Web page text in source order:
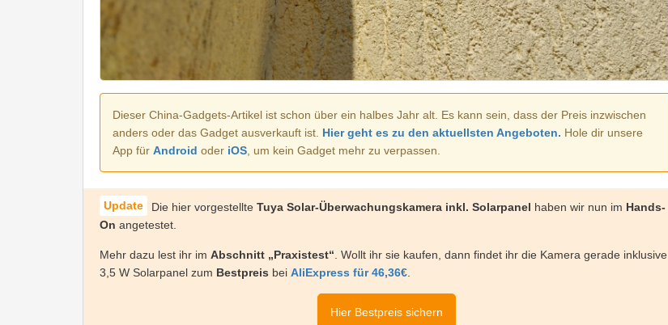
Dieser China-Gadgets-Artikel ist schon über ein halbes Jahr alt. Es kann sein, dass der Preis inzwischen
anders oder das Gadget ausverkauft ist. Hier geht es zu den aktuellsten Angeboten. Hole dir unsere
App für Android oder iOS , um kein Gadget mehr zu verpassen.
Die hier vorgestellte Tuya Solar-Überwachungskamera inkl. Solarpanel haben wir nun im Hands-
On angetestet.
Mehr dazu lest ihr im Abschnitt „Praxistest“ . Wollt ihr sie kaufen, dann findet ihr die Kamera gerade inklusive
3,5 W Solarpanel zum Bestpreis bei AliExpress für 46,36€
Hier Bestpreis sichern